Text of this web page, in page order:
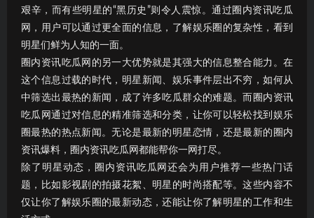
艰辛，而有些明星的“黑历史”则令人震惊。通过圈内资讯吃瓜
网，用户可以通过更全面的信息，了解娱乐圈的复杂性，看到
明星们鲜为人知的一面。
圈内资讯吃瓜网的另一大优势就是其强大的信息整合能力。在
这个信息过载的时代，明星新闻、娱乐事件层出不穷，如何从
中筛选出最热的新闻，成了许多吃瓜群众的难题。而圈内资讯
吃瓜网通过对信息的精准筛选和分类，让你可以轻松找到娱乐
圈最热的热点新闻。无论是最新的明星恋情，还是最新的圈内
资讯爆料，圈内资讯吃瓜网都能帮你一网打尽。
除了明星动态，圈内资讯吃瓜网还会为用户推荐一些热门话
题，比如影视剧的拍摄花絮、明星的时尚搭配等。这些内容不
仅让你了解娱乐圈的最新动态，还能让你了解明星的工作和生